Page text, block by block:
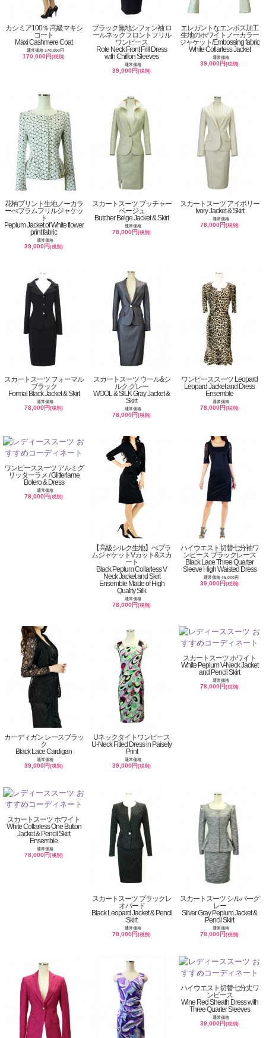
カシミア100％ 高級マキシ
コート
Maxi Cashmere Coat
通常価格 170,000円
170,000円(税別)
ブラック無地シフォン袖 ロ
ールネックフロントフリル
ワンピース
Role Neck Front Frill Dress
with Chiffon Sleeves
通常価格
39,000円(税別)
エレガントなエンボス加工
生地のホワイトノーカラー
ジャケット/Embossing fabric
White Collarless Jacket
通常価格
39,000円(税別)
花柄プリント生地ノーカラ
ーぺプラムフリルジャケッ
ト
Peplum Jacket of White flower
print fabric
通常価格
39,000円(税別)
スカートスーツ ブッチャー
ベージュ
Butcher Beige Jacket & Skirt
通常価格
78,000円(税別)
スカートスーツ アイボリー
Ivory Jacket & Skirt
通常価格
78,000円(税別)
スカートスーツ フォーマル
ブラック
Formal Black Jacket & Skirt
通常価格
78,000円(税別)
スカートスーツ ウール&シ
ルク グレー
WOOL & SILK Gray Jacket &
Skirt
通常価格
78,000円(税別)
ワンピーススーツ Leopard
Leopard Jacket and Dress
Ensemble
通常価格
78,000円(税別)
ワンピーススーツ アルミグ
リッターラメ / Glitterlame
Bolero & Dress
通常価格
78,000円(税別)
【高級シルク生地】ぺプラ
ムジャケットVカット&スカ
ート
Black Peplum Collarless V
Neck Jacket and Skirt
Ensemble Made of High
Quality Silk
通常価格
78,000円(税別)
ハイウエスト切替七分袖ワ
ンピース ブラックレース
Black Lace Three Quarter
Sleeve High Waisted Dress
通常価格 45,000円
39,000円(税別)
カーディガン レースブラッ
ク
Black Lace Cardigan
通常価格
39,000円(税別)
Uネックタイトワンピース
U-Neck Fitted Dress in Paisely
Print
通常価格
39,000円(税別)
スカートスーツ ホワイト
White Peplum V-Neck Jacket
and Pencil Skirt
通常価格
78,000円(税別)
スカートスーツ ホワイト
White Collarless One Button
Jacket & Pencil Skirt
Ensemble
通常価格
78,000円(税別)
スカートスーツ ブラックレ
オパード
Black Leopard Jacket & Pencil
Skirt
通常価格
78,000円(税別)
スカートスーツ シルバーグ
レー
Silver Gray Peplum Jacket &
Pencil Skirt
通常価格
78,000円(税別)
ハイウエスト切替七分丈ワ
ンピース
Wine Red Sheath Dress with
Three Quarter Sleeves
通常価格
39,000円(税別)